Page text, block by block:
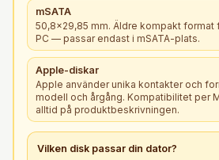
mSATA
50,8×29,85 mm. Äldre kompakt format
PC — passar endast i mSATA-plats.
Apple-diskar
Apple använder unika kontakter och
modell och årgång. Kompatibilitet per
alltid på produktbeskrivningen.
Vilken disk passar din dator?